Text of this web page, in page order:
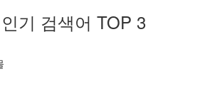
기 검색어 TOP 3